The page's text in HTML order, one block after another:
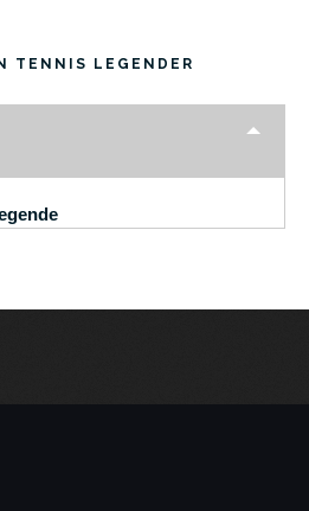
TENNIS LEGENDER